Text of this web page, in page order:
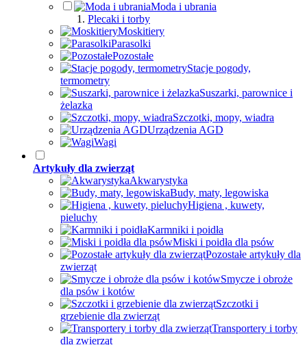
Moda i ubrania
Plecaki i torby
Moskitiery
Parasolki
Pozostałe
Stacje pogody,
termometry
Suszarki, parownice i
żelazka
Szczotki, mopy, wiadra
Urządzenia AGD
Wagi
Artykuły dla zwierząt
Akwarystyka
Budy, maty, legowiska
Higiena , kuwety,
pieluchy
Karmniki i poidła
Miski i poidła dla psów
Pozostałe artykuły dla
zwierząt
Smycze i obroże
dla psów i kotów
Szczotki i
grzebienie dla zwierząt
Transportery i torby
dla zwierząt